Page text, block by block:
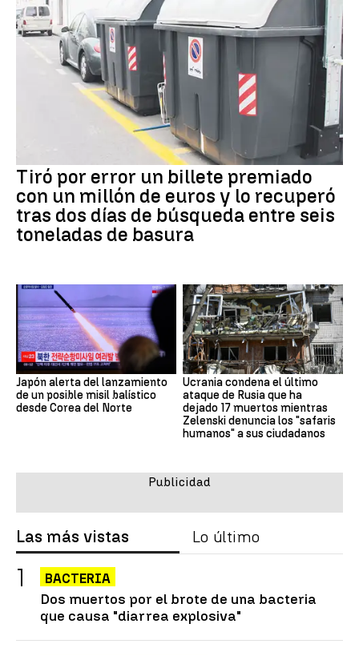
Tiró por error un billete premiado
con un millón de euros y lo recuperó
tras dos días de búsqueda entre seis
toneladas de basura
Japón alerta del lanzamiento
de un posible misil balístico
desde Corea del Norte
Ucrania condena el último
ataque de Rusia que ha
dejado 17 muertos mientras
Zelenski denuncia los "safaris
humanos" a sus ciudadanos
Las más vistas Lo último
BACTERIA
Dos muertos por el brote de una bacteria
que causa "diarrea explosiva"